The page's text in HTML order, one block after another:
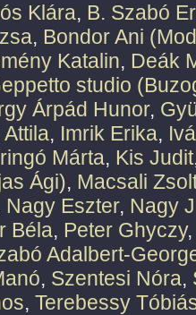
Klára, B. Szabó
, Bondor Ani
Katalin, Deák
studio
Árpád Hunor,
Attila, Imrik Erika,
Márta, Kis Judit
Ági), Macsali
Nagy Eszter, Nagy
Béla, Peter Ghyczy
Adalbert-
, Szentesi Nóra,
, Terebessy